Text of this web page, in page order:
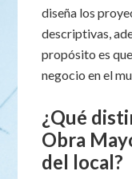
diseña los
descriptivas,
propósito es
negocio en el
¿Qué
Obra
del local?